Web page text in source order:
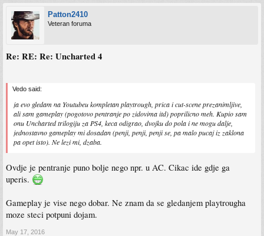
Patton2410
Veteran foruma
Re: RE: Re: Uncharted 4
Vedo said:
ja evo gledam na Youtubeu kompletan playtrough, prica i cut-scene prezanimljive,
ali sam gameplay (pogotovo pentranje po zidovima itd) poprilicno meh. Kupio sam
onu Uncharted trilogiju za PS4, keca odigrao, dvojku do pola i ne mogu dalje,
jednostavno gameplay mi dosadan (penji, penji, penji se, pa malo pucaj iz zaklona
pa opet isto). Ne lezi mi, dzaba.
Ovdje je pentranje puno bolje nego npr. u AC. Cikac ide gdje ga
uperis.
Gameplay je vise nego dobar. Ne znam da se gledanjem playtrougha
moze steci potpuni dojam.
May 17, 2016